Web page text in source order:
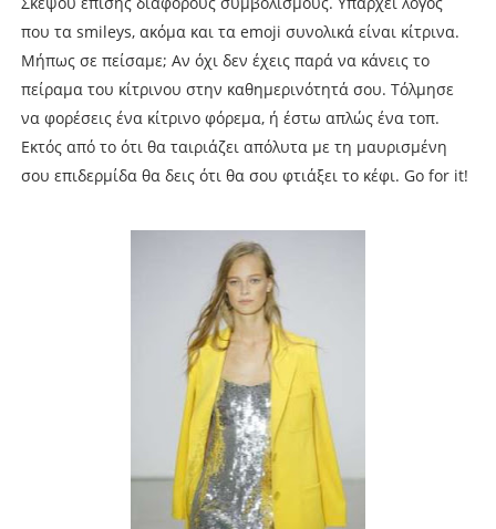
που τα smileys, ακόμα και τα emoji συνολικά είναι κίτρινα.
Μήπως σε πείσαμε; Αν όχι δεν έχεις παρά να κάνεις το
πείραμα του κίτρινου στην καθημερινότητά σου. Τόλμησε
να φορέσεις ένα κίτρινο φόρεμα, ή έστω απλώς ένα τοπ.
Εκτός από το ότι θα ταιριάζει απόλυτα με τη μαυρισμένη
σου επιδερμίδα θα δεις ότι θα σου φτιάξει το κέφι. Go for it!